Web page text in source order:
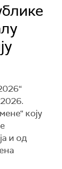
коју
и од